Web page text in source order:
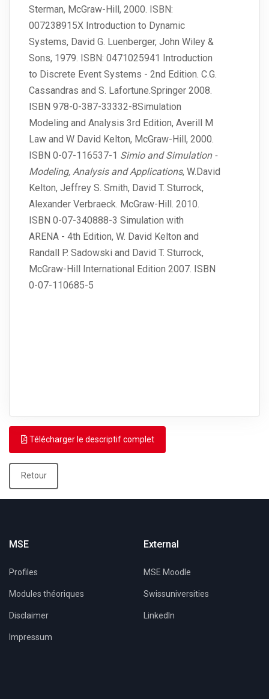
Sterman, McGraw-Hill, 2000. ISBN:
007238915X Introduction to Dynamic
Systems, David G. Luenberger, John Wiley &
Sons, 1979. ISBN: 0471025941 Introduction
to Discrete Event Systems - 2nd Edition. C.G.
Cassandras and S. Lafortune.Springer 2008.
ISBN 978-0-387-33332-8Simulation
Modeling and Analysis 3rd Edition, Averill M
Law and W David Kelton, McGraw-Hill, 2000.
ISBN 0-07-116537-1 Simio and Simulation -
Modeling, Analysis and Applications, W.David
Kelton, Jeffrey S. Smith, David T. Sturrock,
Alexander Verbraeck. McGraw-Hill. 2010.
ISBN 0-07-340888-3 Simulation with
ARENA - 4th Edition, W. David Kelton and
Randall P. Sadowski and David T. Sturrock,
McGraw-Hill International Edition 2007. ISBN
0-07-110685-5
Télécharger le descriptif complet
Retour
MSE
Profiles
Modules théoriques
Disclaimer
Impressum
External
MSE Moodle
Swissuniversities
LinkedIn